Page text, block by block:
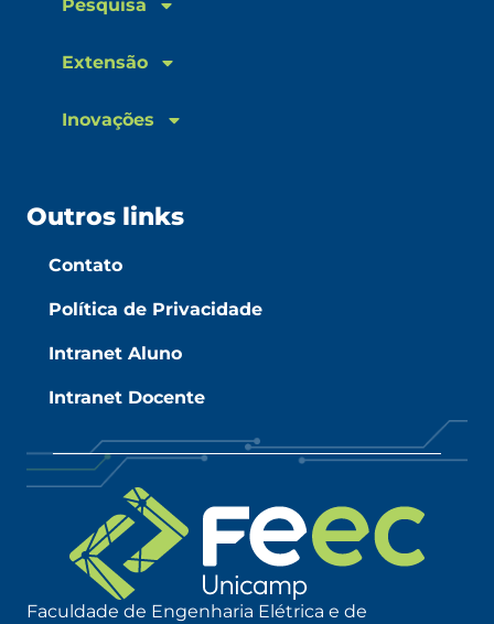
Pesquisa
Extensão
Inovações
Outros links
Contato
Política de Privacidade
Intranet Aluno
Intranet Docente
Faculdade de Engenharia Elétrica e de